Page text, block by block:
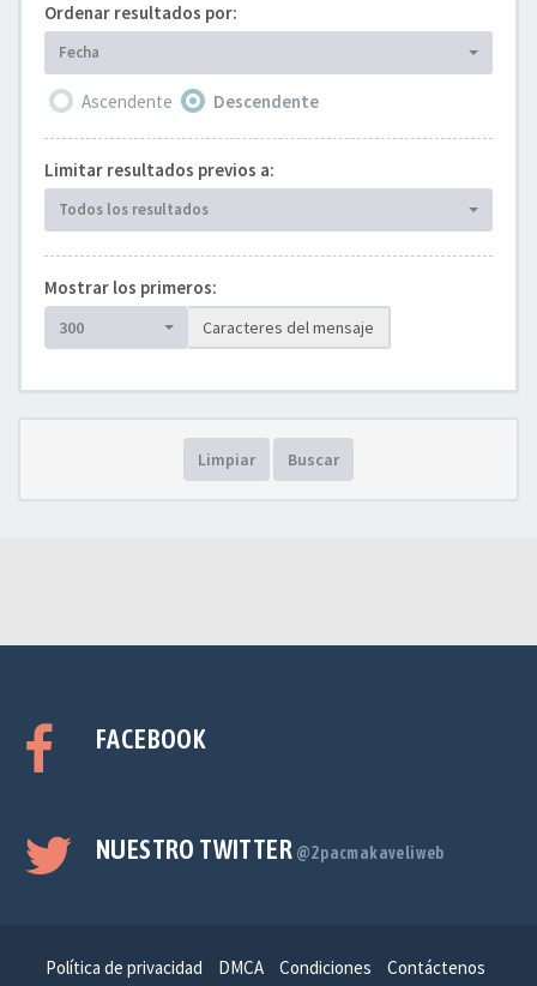
Ordenar resultados por:
Fecha
Ascendente Descendente
Limitar resultados previos a:
Todos los resultados
Mostrar los primeros:
300 Caracteres del mensaje
Limpiar Buscar
FACEBOOK
NUESTRO TWITTER @2pacmakaveliweb
Política de privacidad DMCA Condiciones Contáctenos